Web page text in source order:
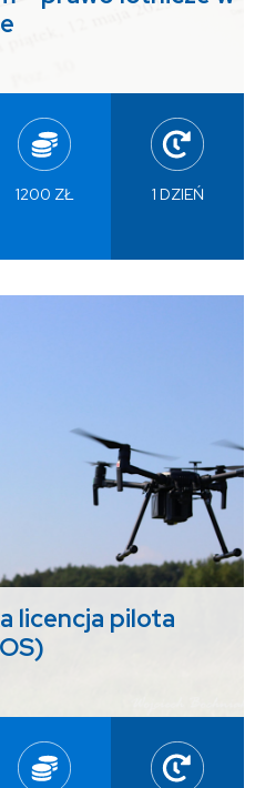
1200 ZŁ 1 DZIEŃ
licencja pilota